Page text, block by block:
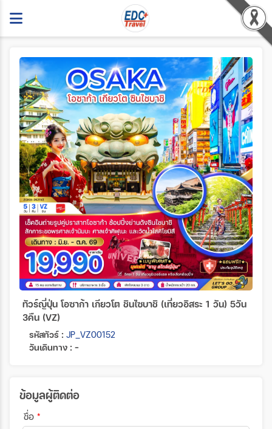
ทัวร์ญี่ปุ่น โอซาก้า เกียวโต ชินไซบาชิ (เที่ยวอิสระ 1 วัน) 5วัน
3คืน (VZ)
รหัสทัวร์ : JP_VZ00152
วันเดินทาง : -
ข้อมูลผู้ติดต่อ
ชื่อ *